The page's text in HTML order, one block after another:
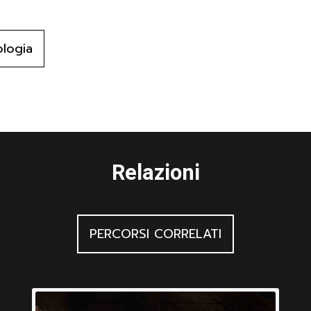
della fauna pleistocenica della Venezia Giulia, in
Trieste 1938, XXXVI
pleistocenici della Caverna Pocala (Carso Triestino), in
scavi preistorici eseguiti nel 1905. Relazione sugli scavi
Adriatica di Scienze Naturali in Trieste, Trieste 1908, 24
Relazioni
PERCORSI CORRELATI